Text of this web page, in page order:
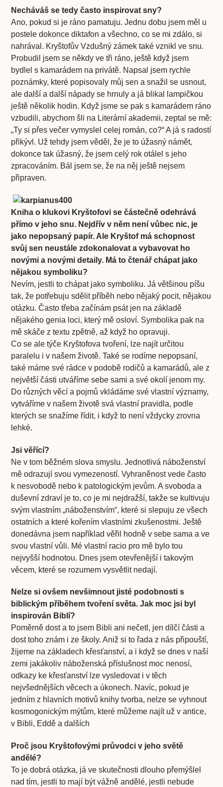
Necháváš se tedy často inspirovat sny?
Ano, pokud si je ráno pamatuju. Jednu dobu jsem měl u
postele dokonce diktafon a všechno, co se mi zdálo, si
nahrával. Kryštofův Vzdušný zámek také vznikl ve snu.
Probudil jsem se někdy ve tři ráno, ještě když jsem
bydlel s kamarádem na privátě. Napsal jsem rychle
poznámky, které popisovaly můj sen a snažil se usnout,
ale další a další nápady se hrnuly a já blikal lampičkou
ještě několik hodin. Když jsme se pak s kamarádem ráno
vzbudili, abychom šli na Literární akademii, zeptal se mě:
„Ty si přes večer vymyslel celej román, co?“ A já s radostí
přikývl. Už tehdy jsem věděl, že je to úžasný námět,
dokonce tak úžasný, že jsem celý rok otálel s jeho
zpracováním. Bál jsem se, že na něj ještě nejsem
připraven.
Kniha o klukovi Kryštofovi se částečně odehrává
přímo v jeho snu. Nejdřív v něm není vůbec nic, je
jako nepopsaný papír. Ale Kryštof má schopnost
svůj sen neustále zdokonalovat a vybavovat ho
novými a novými detaily. Má to čtenář chápat jako
nějakou symboliku?
Nevím, jestli to chápat jako symboliku. Já většinou píšu
tak, že potřebuju sdělit příběh nebo nějaký pocit, nějakou
otázku. Často třeba začínám psát jen na základě
nějakého genia loci, který mě osloví. Symbolika pak na
mě skáče z textu zpětně, až když ho opravuji.
Co se ale týče Kryštofova tvoření, lze najít určitou
paralelu i v našem životě. Také se rodíme nepopsaní,
také máme své rádce v podobě rodičů a kamarádů, ale z
největší části utváříme sebe sami a své okolí jenom my.
Do různých věcí a pojmů vkládáme své vlastní významy,
vytváříme v našem životě svá vlastní pravidla, podle
kterých se snažíme řídit, i když to není vždycky zrovna
lehké.
Jsi věřící?
Ne v tom běžném slova smyslu. Jednotlivá náboženství
mě odrazují svou vymezeností. Vyhraněnost vede často
k nesvobodě nebo k patologickým jevům. A svoboda a
duševní zdraví je to, co je mi nejdražší, takže se kultivuju
svým vlastním „náboženstvím“, které si slepuju ze všech
ostatních a které kořením vlastními zkušenostmi. Ještě
donedávna jsem například věřil hodně v sebe sama a ve
svou vlastní vůli. Mé vlastní racio pro mě bylo tou
nejvyšší hodnotou. Dnes jsem otevřenější i takovým
věcem, které se rozumem vysvětlit nedají.
Nelze si ovšem nevšimnout jisté podobnosti s
biblickým příběhem tvoření světa. Jak moc jsi byl
inspirován Biblí?
Poměrně dost a to jsem Bibli ani nečetl, jen dílčí části a
dost toho znám i ze školy. Aniž si to řada z nás připouští,
žijeme na základech křesťanství, a i když se dnes v naší
zemi jakákoliv náboženská příslušnost moc nenosí,
odkazy ke křesťanství lze vysledovat i v těch
nejvšednějších věcech a úkonech. Navíc, pokud je
jedním z hlavních motivů knihy tvorba, nelze se vyhnout
kosmogonickým mýtům, které můžeme najít už v antice,
v Bibli, Eddě a dalších
Proč jsou Kryštofovými průvodci v jeho světě
andělé?
To je dobrá otázka, já ve skutečnosti dlouho přemýšlel
nad tím, jestli to mají být vážně andělé, jestli nebude